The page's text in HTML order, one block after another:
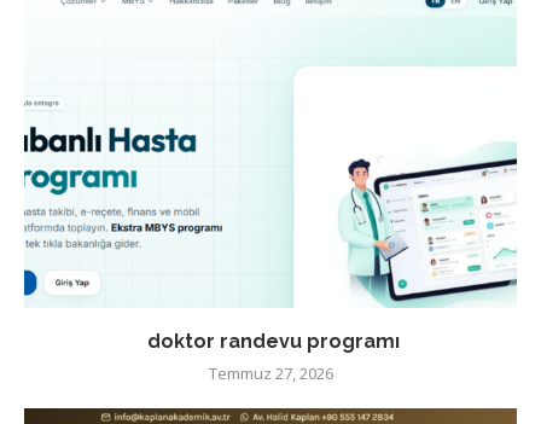
doktor randevu programı
Temmuz 27, 2026